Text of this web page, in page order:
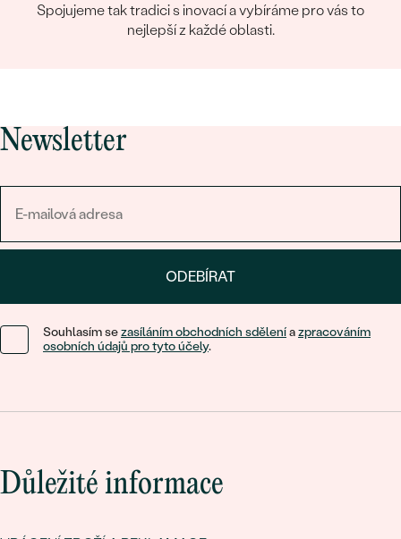
Spojujeme tak tradici s inovací a vybíráme pro vás to
nejlepší z každé oblasti.
Newsletter
ODEBÍRAT
Souhlasím sezasíláním obchodních sděleníazpracováním
osobních údajů pro tyto účely.
Důležité informace